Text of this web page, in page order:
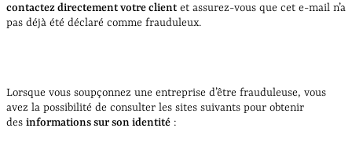
contactez directement votre client et assurez-vous que cet e-mail n’a
pas déjà été déclaré comme frauduleux.
Lorsque vous soupçonnez une entreprise d’être frauduleuse, vous
avez la possibilité de consulter les sites suivants pour obtenir
des informations sur son identité :